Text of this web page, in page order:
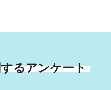
るアンケート